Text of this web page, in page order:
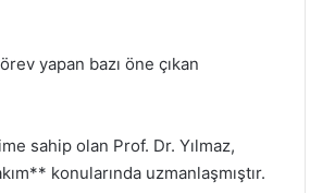
yapan bazı öne çıkan
sahip olan Prof. Dr. Yılmaz,
konularında uzmanlaşmıştır.